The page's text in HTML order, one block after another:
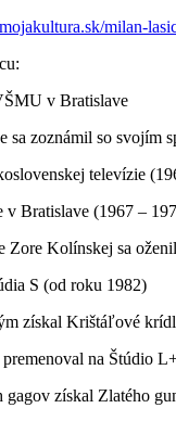
milan-
v Bratislave
zoznámil so svojím
televízie
Bratislave (1967 –
Zore Kolínskej sa
S (od roku 1982)
získal Krištáľové
na Štúdio
získal Zlatého